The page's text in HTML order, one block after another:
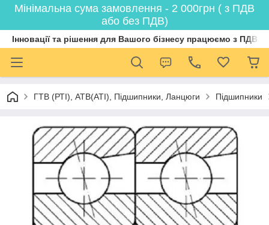
Мінімальна сума замовлення - 2 000грн ( з ПДВ
або без ПДВ)
Інновації та рішення для Вашого бізнесу працюємо з ПДВ
ГТВ (РТI), АТВ(АТI), Пiдшипники, Ланцюги Підшипники